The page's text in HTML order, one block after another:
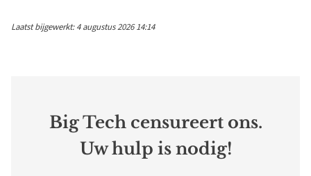
Laatst bijgewerkt: 4 augustus 2026 14:14
Big Tech censureert ons.
Uw hulp is nodig!